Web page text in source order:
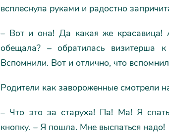
всплеснула руками и радостно
– Вот и она! Да какая же красавица!
обещала? – обратилась визитерша
Вспомнили. Вот и отлично, что
Родители как завороженные смотрели
– Что это за старуха! Па! Ма! Я
кнопку. – Я пошла. Мне выспаться надо!